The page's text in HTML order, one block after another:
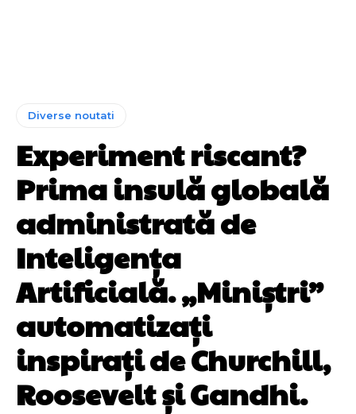
Diverse noutati
Experiment riscant?
Prima insulă globală
administrată de
Inteligența
Artificială. „Miniștri”
automatizați
inspirați de Churchill,
Roosevelt și Gandhi.